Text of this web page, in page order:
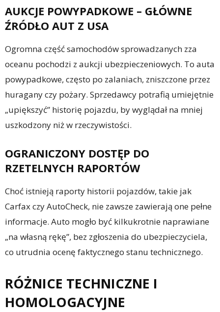
AUKCJE POWYPADKOWE – GŁÓWNE
ŹRÓDŁO AUT Z USA
Ogromna część samochodów sprowadzanych zza
oceanu pochodzi z aukcji ubezpieczeniowych. To auta
powypadkowe, często po zalaniach, zniszczone przez
huragany czy pożary. Sprzedawcy potrafią umiejętnie
„upiększyć” historię pojazdu, by wyglądał na mniej
uszkodzony niż w rzeczywistości.
OGRANICZONY DOSTĘP DO
RZETELNYCH RAPORTÓW
Choć istnieją raporty historii pojazdów, takie jak
Carfax czy AutoCheck, nie zawsze zawierają one pełne
informacje. Auto mogło być kilkukrotnie naprawiane
„na własną rękę”, bez zgłoszenia do ubezpieczyciela,
co utrudnia ocenę faktycznego stanu technicznego.
RÓŻNICE TECHNICZNE I
HOMOLOGACYJNE